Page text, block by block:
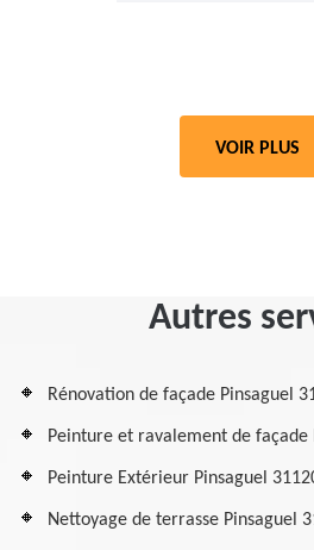
VOIR PLUS
Autres
Rénovation de façade Pinsaguel
Peinture et ravalement de façade
Peinture Extérieur Pinsaguel
Nettoyage de terrasse Pinsaguel